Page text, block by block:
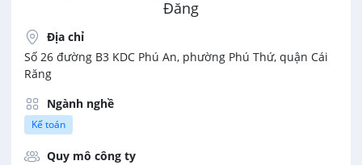
Đăng
Địa chỉ
Số 26 đường B3 KDC Phú An, phường Phú Thứ, quận Cái
Răng
Ngành nghề
Kế toán
Quy mô công ty